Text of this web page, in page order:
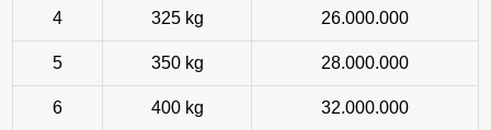
4 325 kg 26.000.000
5 350 kg 28.000.000
6 400 kg 32.000.000